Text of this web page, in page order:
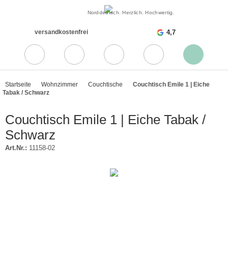
Norddeutsch. Herzlich. Hochwertig.
versandkostenfrei 4,7
Startseite Wohnzimmer Couchtische
Couchtisch Emile 1 | Eiche
Tabak / Schwarz
Couchtisch Emile 1 | Eiche Tabak /
Schwarz
Art.Nr.: 11158-02